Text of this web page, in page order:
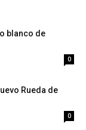
blanco de
0
Rueda de
0